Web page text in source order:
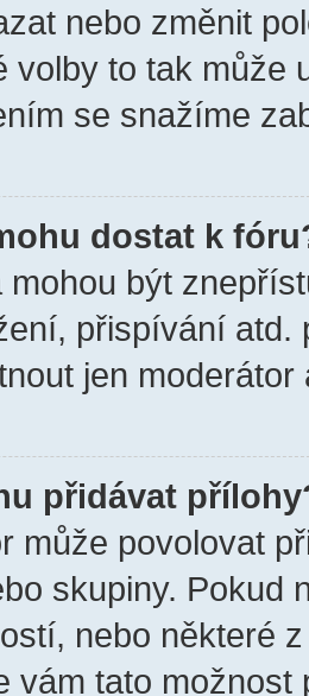
nebo změnit
volby to tak může
se snažíme
dostat k
mohou být
přispívání atd.
jen
přidávat
může povolovat
skupiny. Pokud
nebo některé
vám tato